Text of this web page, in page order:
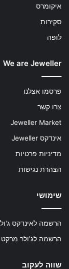
איקומרס
סקירות
לופה
We are Jeweller
פרסמו אצלנו
צרו קשר
Jeweller Market
אינדקס Jeweller
מדיניות פרטיות
הצהרת נגישות
שימושי
הרשמה לאינדקס
הרשמה לג'ולר מרקט
שווה לעקוב